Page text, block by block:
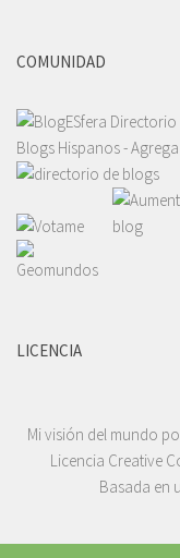
COMUNIDAD
LICENCIA
Mi visión del mundo
Licencia Creative
Basada en